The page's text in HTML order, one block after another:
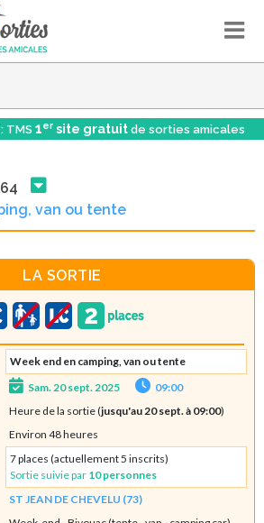
TMS 1er site gratuit de sorties amicales
van ou tente
LA SORTIE
Week end en camping, van ou tente
Sam. 20 sept. 2025
09:00
Heure de la sortie (jusqu'au 20 sept. à 09:00)
Environ 48 heures
7 places (actuellement 5 inscrits)
Sortie suivie par 10 personnes
ST JEAN DE CHEVELU (73)